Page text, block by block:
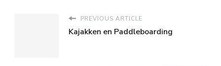
PREVIOUS ARTICLE
Kajakken en Paddleboarding